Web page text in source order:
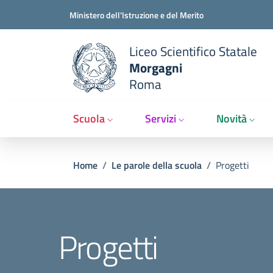
Ministero dell'Istruzione e del MeritoSlim top
Liceo Scientifico Statale
Morgagni
Roma
Scuola Servizi Novità
Briciole di pane
Home / Le parole della scuola / Progetti
Progetti